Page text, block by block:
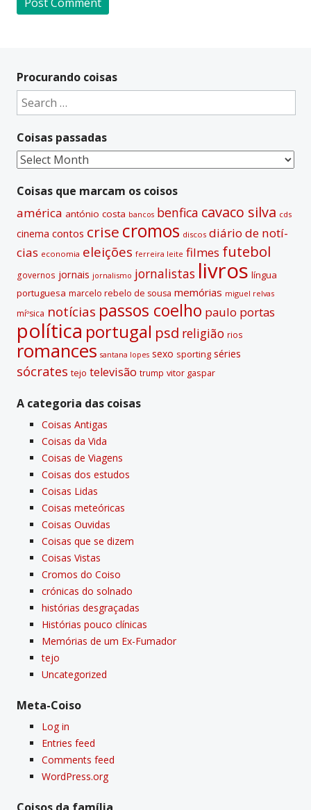
t
e
a
t
i
v
Procurando coisas
Search
for:
Coisas passadas
Coisas
Coisas que marcam os coisos
américa antónio costa bancos benfica cavaco silva cds
cinema contos crise cromos discos diário de notí­
cias economia eleições ferreira leite filmes futebol
governos jornais jornalismo jornalistas livros lí­ngua
portuguesa marcelo rebelo de sousa memórias miguel relvas
míºsica notí­cias passos coelho paulo portas
polí­tica portugal psd religião rios
romances santana lopes sexo sporting séries
sócrates tejo televisão trump vitor gaspar
A categoria das coisas
Coisas Antigas
Coisas da Vida
Coisas de Viagens
Coisas dos estudos
Coisas Lidas
Coisas meteóricas
Coisas Ouvidas
Coisas que se dizem
Coisas Vistas
Cromos do Coiso
crónicas do solnado
histórias desgraçadas
Histórias pouco clí­nicas
Memórias de um Ex-Fumador
tejo
Uncategorized
Meta-Coiso
Log in
Entries feed
Comments feed
WordPress.org